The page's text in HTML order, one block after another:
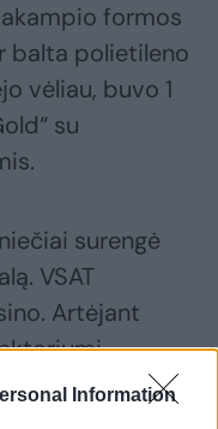
Information
formos
balta polietileno
vėliau, buvo 1
su
surengė
VSAT
Artėjant